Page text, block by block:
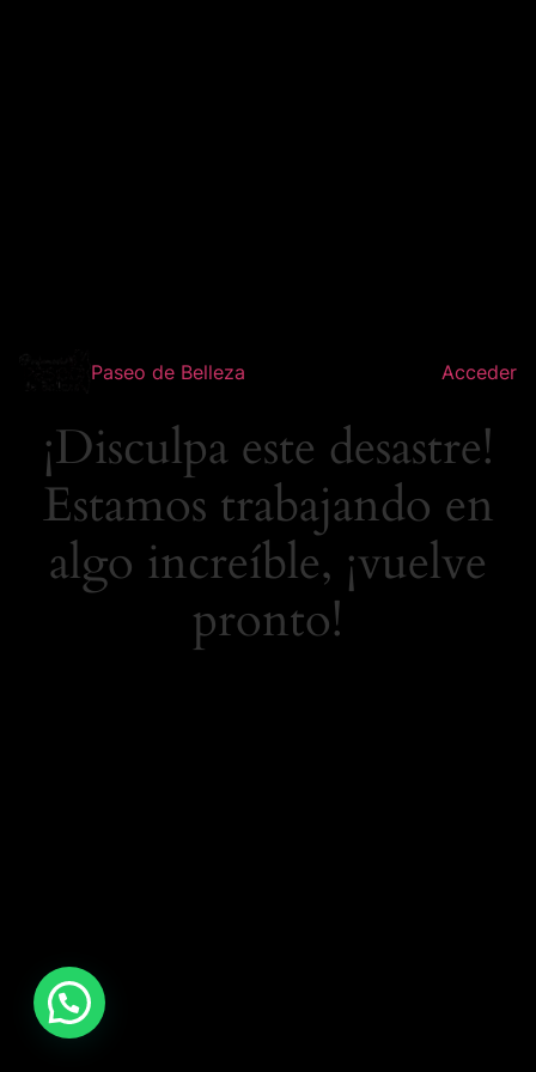
Paseo de Belleza Acceder
¡Disculpa este desastre!
Estamos trabajando en
algo increíble, ¡vuelve
pronto!